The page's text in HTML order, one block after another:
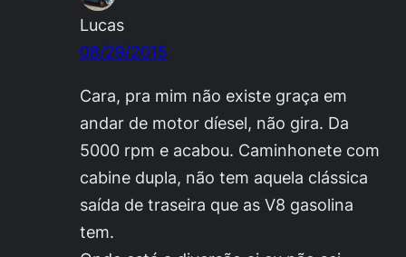
Lucas
08/29/2015
Cara, pra mim não existe graça em
andar de motor díesel, não gira. Da
5000 rpm e acabou. Caminhonete com
cabine dupla, não tem aquela clássica
saída de traseira que as V8 gasolina
tem.